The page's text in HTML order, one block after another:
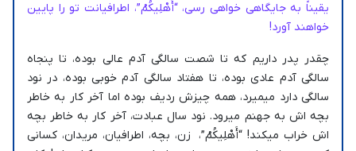
یقیناً به جایگاهی خواهی رسی، “أَهْلِيكُمْ”، اطرافیانت تو را پایین
خواهند آورد!
چقدر پدر داریم که تا شصت سالگی آدم عالی بوده، تا پنجاه
سالگی آدم عادی بوده، تا هفتاد سالگی آدم خوبی بوده، در نود
سالگی دارد میمیرد، همه چیزش ردیف بوده اما آخر کار به خاطر
بچه اش به جهنم میرود. نود سال عبادت، آخر کار به خاطر بچه
اش خراب میکند! “أَهْلِيكُمْ”، زن، بچه، اطرافیان، مریدان، کسانی